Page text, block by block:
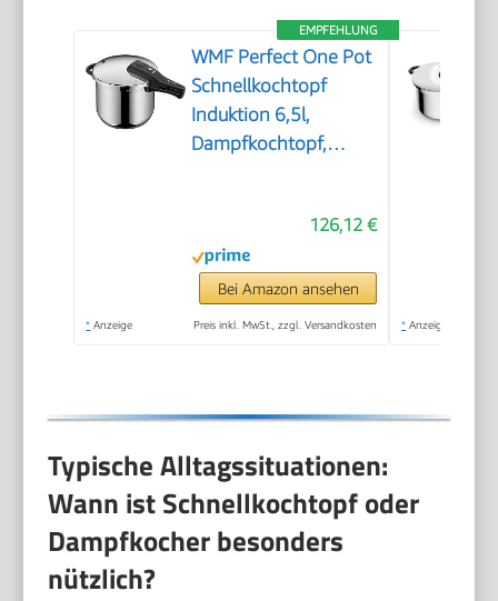
EMPFEHLUNG
WMF Perfect One Pot
Schnellkochtopf
Induktion 6,5l,
Dampfkochtopf,
Deckelgriff,
Cromargan Edelstahl
126,12 €
Bei Amazon ansehen
* Anzeige Preis inkl. MwSt., zzgl. Versandkosten * Anzeige
Typische Alltagssituationen:
Wann ist Schnellkochtopf oder
Dampfkocher besonders
nützlich?